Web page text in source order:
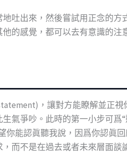
吐出來，然後嘗試用正念的
的感覺，都可以去有意識的
，讓對方能瞭解並正
氣爭吵。此時的第一小步可爲
能認眞聽我說，因爲你認眞
而不是在過去或者未來層面談